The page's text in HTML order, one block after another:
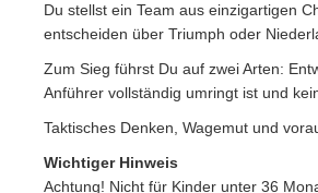
Du stellst ein Team aus einzigartigen
entscheiden über Triumph oder
Zum Sieg führst Du auf zwei Arten:
Anführer vollständig umringt ist und
Taktisches Denken, Wagemut und
Wichtiger Hinweis
Achtung! Nicht für Kinder unter 36